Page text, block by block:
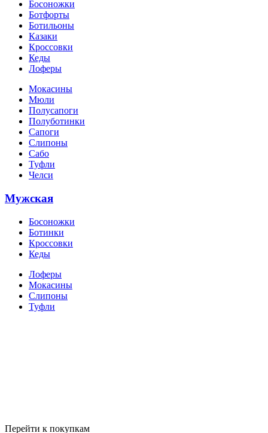
Босоножки
Ботфорты
Ботильоны
Казаки
Кроссовки
Кеды
Лоферы
Мокасины
Мюли
Полусапоги
Полуботинки
Сапоги
Слипоны
Сабо
Туфли
Челси
Мужская
Босоножки
Ботинки
Кроссовки
Кеды
Лоферы
Мокасины
Слипоны
Туфли
Перейти к покупкам